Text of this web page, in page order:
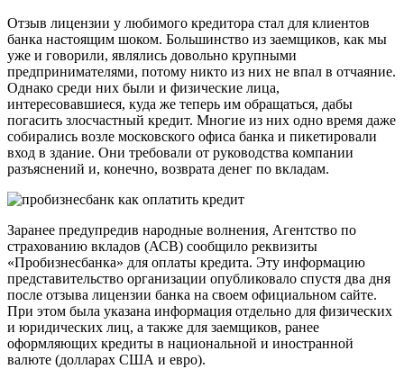
Отзыв лицензии у любимого кредитора стал для клиентов
банка настоящим шоком. Большинство из заемщиков, как мы
уже и говорили, являлись довольно крупными
предпринимателями, потому никто из них не впал в отчаяние.
Однако среди них были и физические лица,
интересовавшиеся, куда же теперь им обращаться, дабы
погасить злосчастный кредит. Многие из них одно время даже
собирались возле московского офиса банка и пикетировали
вход в здание. Они требовали от руководства компании
разъяснений и, конечно, возврата денег по вкладам.
Заранее предупредив народные волнения, Агентство по
страхованию вкладов (АСВ) сообщило реквизиты
«Пробизнесбанка» для оплаты кредита. Эту информацию
представительство организации опубликовало спустя два дня
после отзыва лицензии банка на своем официальном сайте.
При этом была указана информация отдельно для физических
и юридических лиц, а также для заемщиков, ранее
оформляющих кредиты в национальной и иностранной
валюте (долларах США и евро).